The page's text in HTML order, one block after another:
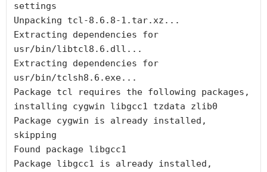
settings
Unpacking tcl-8.6.8-1.tar.xz...
Extracting dependencies for
usr/bin/libtcl8.6.dll...
Extracting dependencies for
usr/bin/tclsh8.6.exe...
Package tcl requires the following packages,
installing cygwin libgcc1 tzdata zlib0
Package cygwin is already installed,
skipping
Found package libgcc1
Package libgcc1 is already installed,